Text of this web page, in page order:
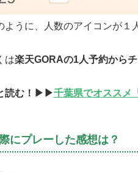
ように、人数のアイコンが１
は楽天GORAの1人予約から
読む！▶▶千葉県でオススメ
にプレーした感想は？